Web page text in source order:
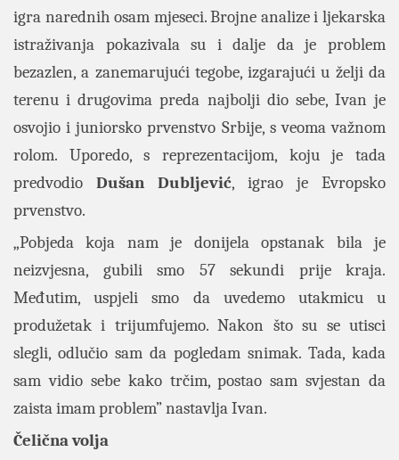
igra narednih osam mjeseci. Brojne analize i ljekarska
istraživanja pokazivala su i dalje da je problem
bezazlen, a zanemarujući tegobe, izgarajući u želji da
terenu i drugovima preda najbolji dio sebe, Ivan je
osvojio i juniorsko prvenstvo Srbije, s veoma važnom
rolom. Uporedo, s reprezentacijom, koju je tada
predvodio Dušan Dubljević, igrao je Evropsko
prvenstvo.
„Pobjeda koja nam je donijela opstanak bila je
neizvjesna, gubili smo 57 sekundi prije kraja.
Međutim, uspjeli smo da uvedemo utakmicu u
produžetak i trijumfujemo. Nakon što su se utisci
slegli, odlučio sam da pogledam snimak. Tada, kada
sam vidio sebe kako trčim, postao sam svjestan da
zaista imam problem” nastavlja Ivan.
Čelična volja